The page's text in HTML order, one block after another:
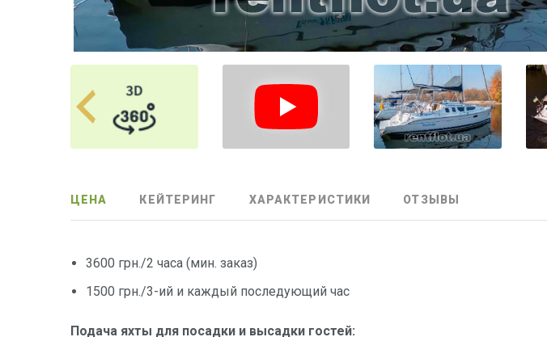
ЦЕНА КЕЙТЕРИНГ ХАРАКТЕРИСТИКИ ОТЗЫВЫ
3600 грн./2 часа (мин. заказ)
1500 грн./3-ий и каждый последующий час
Подача яхты для посадки и высадки гостей: